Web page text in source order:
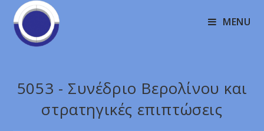
MENU
5053 - Συνέδριο Βερολίνου και
στρατηγικές επιπτώσεις